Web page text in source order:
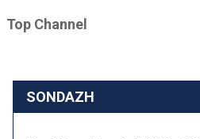
Top Channel
SONDAZH